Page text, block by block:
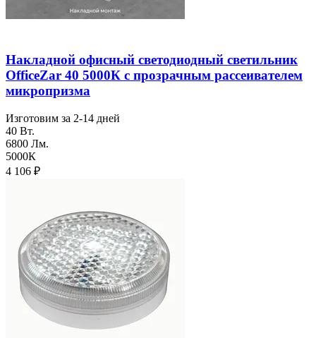
Накладной офисный светодиодный светильник
OfficeZar 40 5000К с прозрачным рассеивателем
микропризма
Изготовим за 2-14 дней
40 Вт.
6800 Лм.
5000К
4 106 ₽